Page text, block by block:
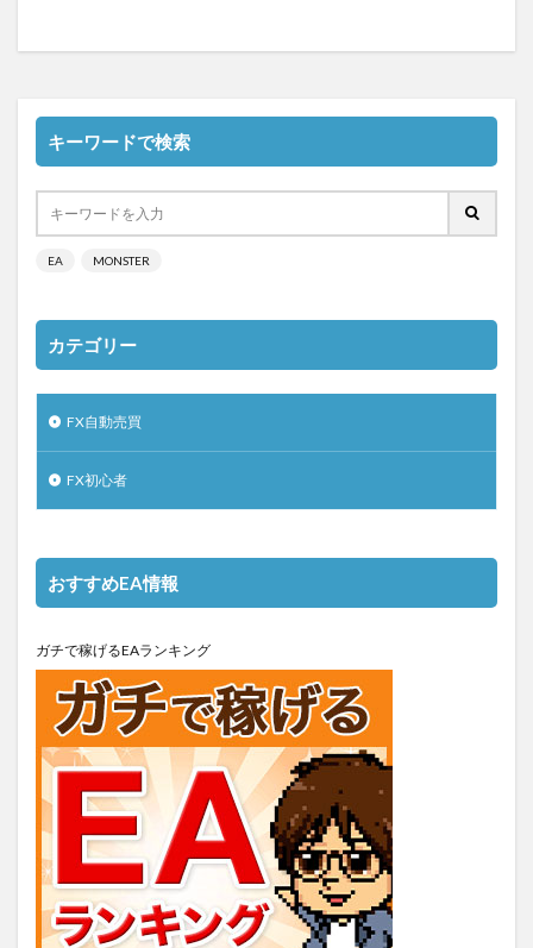
キーワードで検索
EA MONSTER
カテゴリー
FX自動売買
FX初心者
おすすめEA情報
ガチで稼げるEAランキング